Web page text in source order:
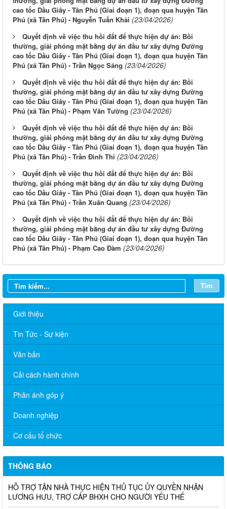
cao tốc Dầu Giây - Tân Phú (Giai đoạn 1), đoạn qua huyện Tân
Phú (xã Tân Phú) - Nguyễn Tuấn Khải (23/04/2026)
Quyết định về việc thu hồi đất để thực hiện dự án: Bồi
thường, giải phóng mặt bằng dự án đầu tư xây dựng Đường
cao tốc Dầu Giây - Tân Phú (Giai đoạn 1), đoạn qua huyện Tân
Phú (xã Tân Phú) - Trần Ngọc Sáng (23/04/2026)
Quyết định về việc thu hồi đất để thực hiện dự án: Bồi
thường, giải phóng mặt bằng dự án đầu tư xây dựng Đường
cao tốc Dầu Giây - Tân Phú (Giai đoạn 1), đoạn qua huyện Tân
Phú (xã Tân Phú) - Phạm Văn Tường (23/04/2026)
Quyết định về việc thu hồi đất để thực hiện dự án: Bồi
thường, giải phóng mặt bằng dự án đầu tư xây dựng Đường
cao tốc Dầu Giây - Tân Phú (Giai đoạn 1), đoạn qua huyện Tân
Phú (xã Tân Phú) - Trần Đình Thi (23/04/2026)
Quyết định về việc thu hồi đất để thực hiện dự án: Bồi
thường, giải phóng mặt bằng dự án đầu tư xây dựng Đường
cao tốc Dầu Giây - Tân Phú (Giai đoạn 1), đoạn qua huyện Tân
Phú (xã Tân Phú) - Trần Xuân Quang (23/04/2026)
Quyết định về việc thu hồi đất để thực hiện dự án: Bồi
thường, giải phóng mặt bằng dự án đầu tư xây dựng Đường
cao tốc Dầu Giây - Tân Phú (Giai đoạn 1), đoạn qua huyện Tân
Phú (xã Tân Phú) - Phạm Cao Đàm (23/04/2026)
Tìm
Giới thiệu
Tin Tức - Sự kiện
Văn bản
Cải cách hành chính
Phản ánh góp ý
Doanh nghiệp
Cơ cấu tổ chức
THÔNG BÁO
TÂN PHÚ TRIỂN KHAI MÔ HÌNH DỊCH VỤ CÔNG LƯU ĐỘNG:
HỖ TRỢ TẬN NHÀ THỰC HIỆN THỦ TỤC ỦY QUYỀN NHẬN
LƯƠNG HƯU, TRỢ CẤP BHXH CHO NGƯỜI YẾU THẾ